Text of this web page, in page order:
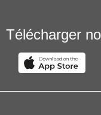
Télécharger